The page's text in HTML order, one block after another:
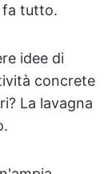
fa tutto.
idee di
concrete
La lavagna